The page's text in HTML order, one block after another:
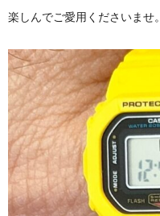
楽しんでご愛用くださいませ。